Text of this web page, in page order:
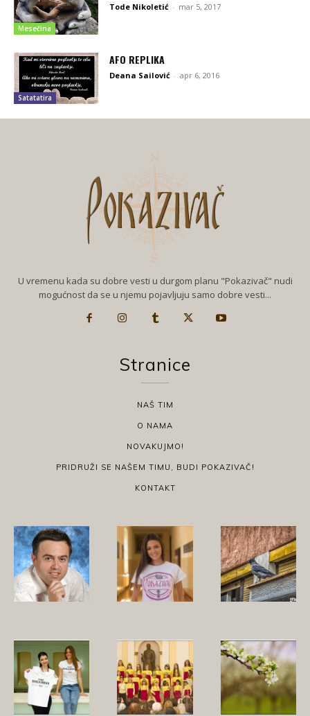
Mesečina
Tode Nikoletić - mar 5, 2017
Satatatira
AFO REPLIKA
Deana Sailović - apr 6, 2016
U vremenu kada su dobre vesti u durgom planu "Pokazivač" nudi
mogućnost da se u njemu pojavljuju samo dobre vesti...
Stranice
NAŠ TIM
O NAMA
NOVAKUJMO!
PRIDRUŽI SE NAŠEM TIMU, BUDI POKAZIVAČ!
KONTAKT